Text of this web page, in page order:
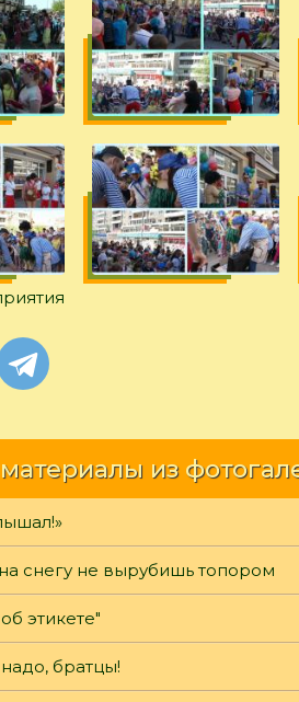
из
снегу не вырубишь топором
этикете"
братцы!